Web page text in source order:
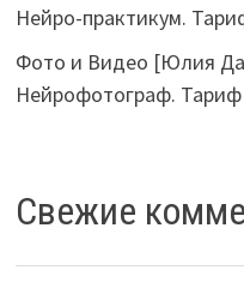
Нейро-практикум.
Фото и Видео [Юлия
Нейрофотограф. Тариф
Свежие